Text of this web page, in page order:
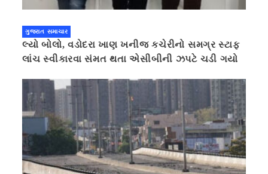
ગુજરાત સમાચાર
લ્યો બોલો, વડોદરા ખાણ ખનીજ કચેરીનો સમગ્ર સ્ટાફ
લાંચ સ્વીકારવા સંમત થતા એસીબીની ઝપટે ચડી ગયો